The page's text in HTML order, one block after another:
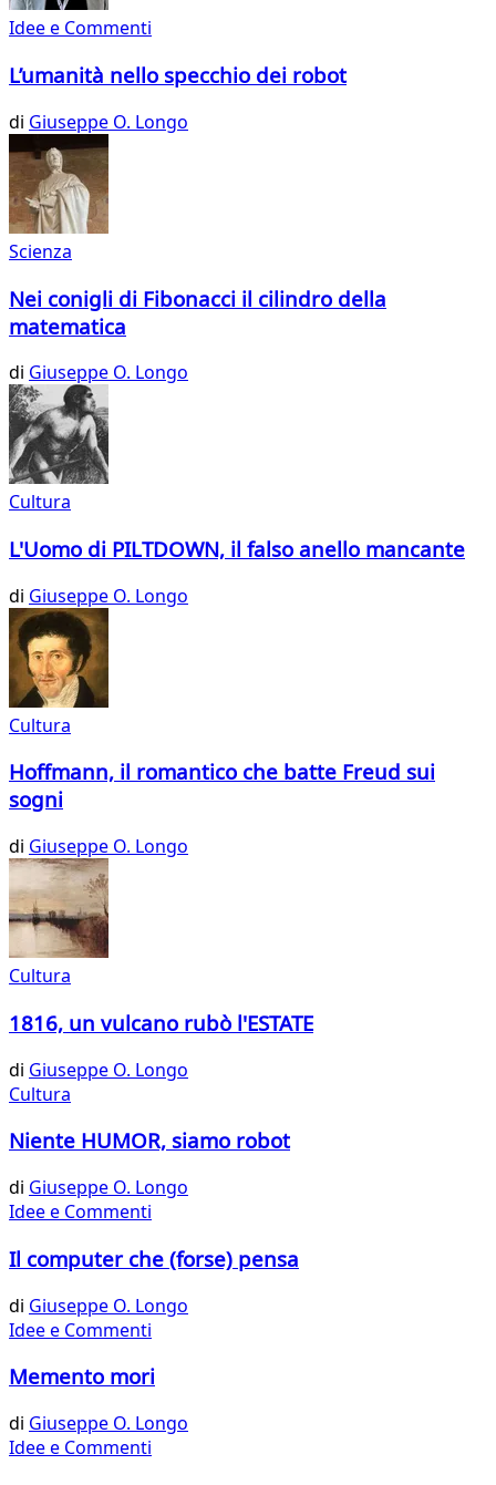
Idee e Commenti
L’umanità nello specchio dei robot
di Giuseppe O. Longo
Scienza
Nei conigli di Fibonacci il cilindro della
matematica
di Giuseppe O. Longo
Cultura
L'Uomo di PILTDOWN, il falso anello mancante
di Giuseppe O. Longo
Cultura
Hoffmann, il romantico che batte Freud sui
sogni
di Giuseppe O. Longo
Cultura
1816, un vulcano rubò l'ESTATE
di Giuseppe O. Longo
Cultura
Niente HUMOR, siamo robot
di Giuseppe O. Longo
Idee e Commenti
Il computer che (forse) pensa
di Giuseppe O. Longo
Idee e Commenti
Memento mori
di Giuseppe O. Longo
Idee e Commenti